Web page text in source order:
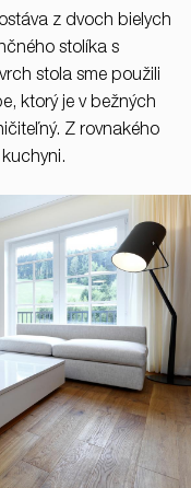
z dvoch bielych
stolíka s
stola sme použili
ktorý je v bežných
Z rovnakého